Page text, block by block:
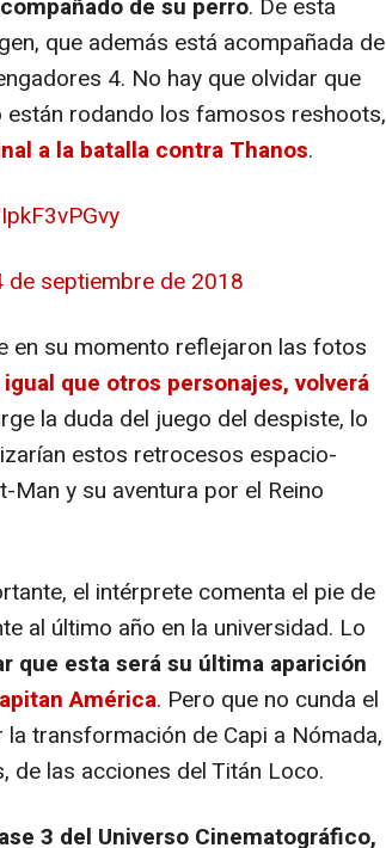
de su perro. De esta
que además está acompañada de
4. No hay que olvidar que
rodando los famosos reshoots,
a la batalla contra Thanos.
de septiembre de 2018
en su momento reflejaron las fotos
que otros personajes, volverá
la duda del juego del despiste, lo
estos retrocesos espacio-
y su aventura por el Reino
el intérprete comenta el pie de
al último año en la universidad. Lo
que esta será su última aparición
América. Pero que no cunda el
transformación de Capi a Nómada,
de las acciones del Titán Loco.
3 del Universo Cinematográfico,